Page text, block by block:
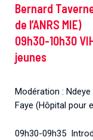
Bernard
de l’ANRS MIE)
09h30-10h30
jeunes
Modération :
Faye (Hôpital pour
09h30-09h35